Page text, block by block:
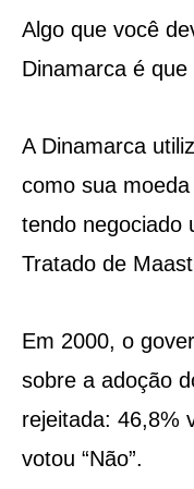
Algo que você
Dinamarca é
A Dinamarca
como sua
tendo negociado
Tratado de
Em 2000, o
sobre a adoção
rejeitada: 46,8%
votou “Não”.